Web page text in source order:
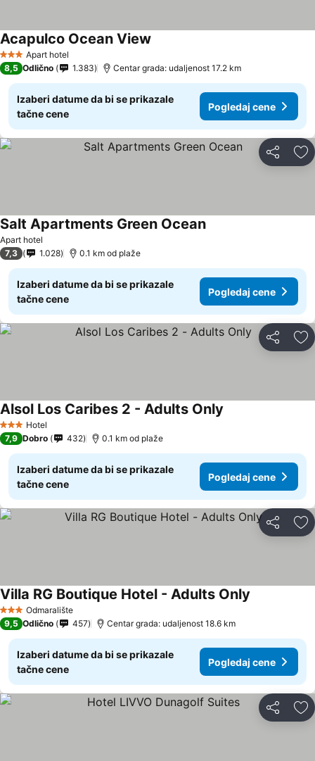
3 ZvezdiceApart hotel
Acapulco Ocean View
8,5 Odlično 1.383 Centar grada: udaljenost 17.2 km
Izaberi datume da bi se prikazale
tačne cene
Pogledaj cene
Deli
Apart hotel
Salt Apartments Green Ocean
7,3 1.028 0.1 km od plaže
Izaberi datume da bi se prikazale
tačne cene
Pogledaj cene
Deli
3 Zvezdice
Hotel
Alsol Los Caribes 2 - Adults Only
7,9 Dobro 432 0.1 km od plaže
Izaberi datume da bi se prikazale
tačne cene
Pogledaj cene
Deli
3 ZvezdiceOdmaralište
Villa RG Boutique Hotel - Adults Only
9,5 Odlično 457 Centar grada: udaljenost 18.6 km
Izaberi datume da bi se prikazale
tačne cene
Pogledaj cene
Deli